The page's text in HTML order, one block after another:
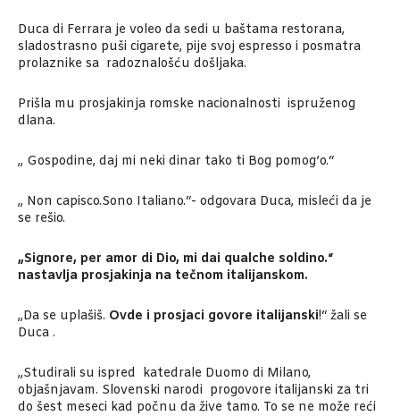
Duca di Ferrara je voleo da sedi u baštama restorana,
sladostrasno puši cigarete, pije svoj espresso i posmatra
prolaznike sa radoznalošću došljaka.
Prišla mu prosjakinja romske nacionalnosti ispruženog
dlana.
„ Gospodine, daj mi neki dinar tako ti Bog pomog’o.“
„ Non capisco.Sono Italiano.“- odgovara Duca, misleći da je
se rešio.
„Signore, per amor di Dio, mi dai qualche soldino.“
nastavlja prosjakinja na tečnom italijanskom.
„Da se uplašiš. Ovde i prosjaci govore italijanski!“ žali se
Duca .
„Studirali su ispred katedrale Duomo di Milano,
objašnjavam. Slovenski narodi progovore italijanski za tri
do šest meseci kad počnu da žive tamo. To se ne može reći